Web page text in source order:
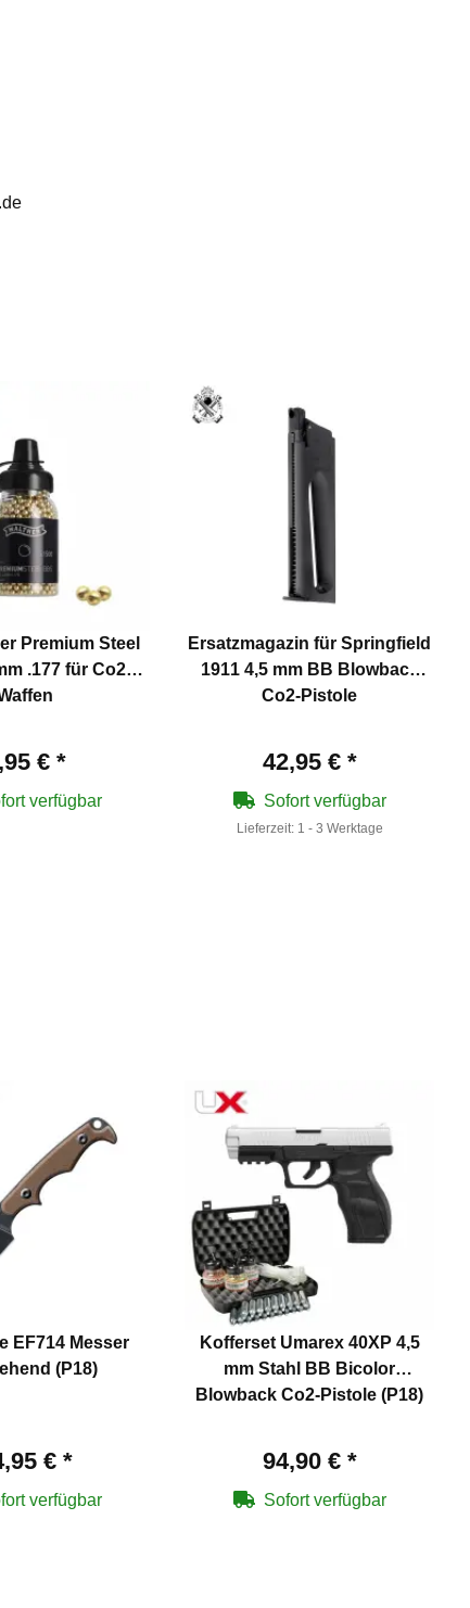
Premium Steel
.177 für Co2
€ *
verfügbar
Ersatzmagazin für Springfield
1911 4,5 mm BB Blowback
Co2-Pistole
42,95 € *
Sofort verfügbar
Lieferzeit: 1 - 3 Werktage
EF714 Messer
(P18)
€ *
verfügbar
Kofferset Umarex 40XP 4,5
mm Stahl BB Bicolor
Blowback Co2-Pistole (P18)
94,90 € *
Sofort verfügbar